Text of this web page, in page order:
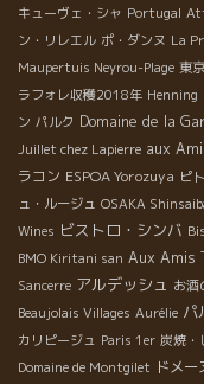
キューヴェ・シャ Portugal
ン・リレエル ポ・ダンヌ La
Maupertuis Neyrou-Plage 東
ラフォレ収穫2018年 Henning
ン パルク Domaine de la
Juillet chez Lapierre aux
ラコン ESPOA Yorozuya ピ
ュ・ルージュ OSAKA
Wines ビストロ・シンバ
BMO Kiritani san Aux Amis
Sancerre アルデッシュ お酒
Beaujolais Villages Aurélie パ
カリピージュ Paris 1er 炭焼・
Domaine de Montgilet ドメ